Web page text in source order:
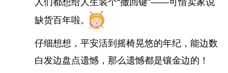
缺货百年啦。
仔细想想，平安活到摇椅晃悠的年纪，能边数
白发边盘点遗憾，那么遗憾都是镶金边的！